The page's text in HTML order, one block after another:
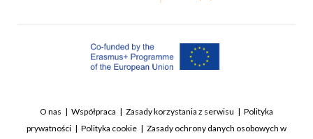
O nas Współpraca Zasady korzystania z serwisu
Polityka
prywatności
Polityka cookie
Zasady ochrony danych osobowych w